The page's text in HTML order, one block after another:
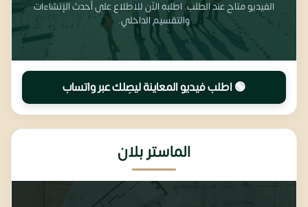
الفيديو متاح عند الطلب. اطلبه الآن للاطلاع على أحدث الإنشاءات
والتقسيم الداخلي.
🟢 اطلب فيديو المعاينة ليصِلك عبر واتساب
الماستر بلان